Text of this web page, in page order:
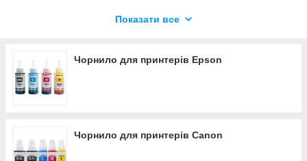
забезпечують більш стійкий до
Показати все
Чорнило для принтерів Epson
Чорнило для принтерів Canon